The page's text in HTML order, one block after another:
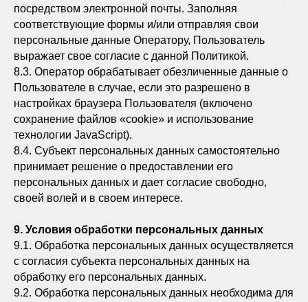
посредством электронной почты. Заполняя
соответствующие формы и/или отправляя свои
персональные данные Оператору, Пользователь
выражает свое согласие с данной Политикой.
8.3. Оператор обрабатывает обезличенные данные о
Пользователе в случае, если это разрешено в
настройках браузера Пользователя (включено
сохранение файлов «cookie» и использование
технологии JavaScript).
8.4. Субъект персональных данных самостоятельно
принимает решение о предоставлении его
персональных данных и дает согласие свободно,
своей волей и в своем интересе.
9. Условия обработки персональных данных
9.1. Обработка персональных данных осуществляется
с согласия субъекта персональных данных на
обработку его персональных данных.
9.2. Обработка персональных данных необходима для